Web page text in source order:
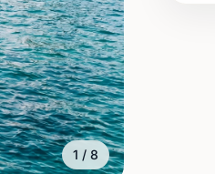
1 / 8